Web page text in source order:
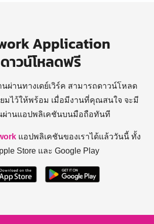
Application
ดาวน์โหลดฟรี
ผ่านทางเดย์เวิร์ค สามารถดาวน์โหลด
มไว้ให้พร้อม เมื่อมีงานที่คุณสนใจ จะมี
ผ่านแอปพลิเคชันบนมือถือทันที
แอปพลิเคชันของเราได้แล้ววันนี้ ทั้ง
Store และ Google Play